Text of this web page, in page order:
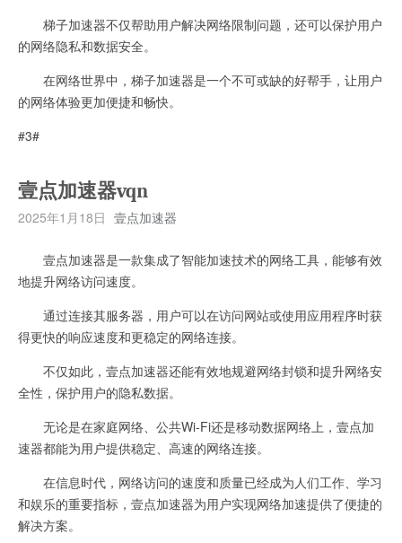
梯子加速器不仅帮助用户解决网络限制问题，还可以保护用户
的网络隐私和数据安全。
在网络世界中，梯子加速器是一个不可或缺的好帮手，让用户
的网络体验更加便捷和畅快。
#3#
壹点加速器vqn
2025年1月18日 壹点加速器
壹点加速器是一款集成了智能加速技术的网络工具，能够有效
地提升网络访问速度。
通过连接其服务器，用户可以在访问网站或使用应用程序时获
得更快的响应速度和更稳定的网络连接。
不仅如此，壹点加速器还能有效地规避网络封锁和提升网络安
全性，保护用户的隐私数据。
无论是在家庭网络、公共Wi-Fi还是移动数据网络上，壹点加
速器都能为用户提供稳定、高速的网络连接。
在信息时代，网络访问的速度和质量已经成为人们工作、学习
和娱乐的重要指标，壹点加速器为用户实现网络加速提供了便捷的
解决方案。